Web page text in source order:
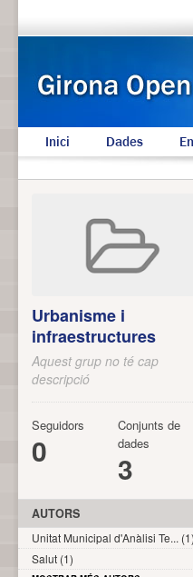
Inici Dades
Urbanisme i
infraestructures
Aquest grup no té cap
descripció
Seguidors
0
Conjunts de
dades
3
AUTORS
Unitat Municipal d'Anàlisi Te... (1)
Salut (1)